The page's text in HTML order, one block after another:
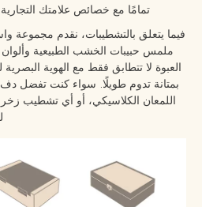
تمامًا مع خصائص علامتك
فيما يتعلق بالتشطيبات، نقدم مجموعة
ملمس حبيبات الخشب الطبيعية
العبوة لا تتطابق فقط مع الهوية البصرية
بمتانة تدوم طويلًا. سواء كنت تفضل
اللمعان الكلاسيكي، أو أي تشطيب